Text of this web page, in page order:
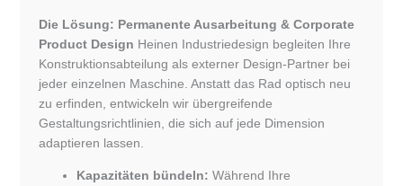
Die Lösung: Permanente Ausarbeitung & Corporate
Product Design Heinen Industriedesign begleiten Ihre
Konstruktionsabteilung als externer Design-Partner bei
jeder einzelnen Maschine. Anstatt das Rad optisch neu
zu erfinden, entwickeln wir übergreifende
Gestaltungsrichtlinien, die sich auf jede Dimension
adaptieren lassen.
Kapazitäten bündeln: Während Ihre